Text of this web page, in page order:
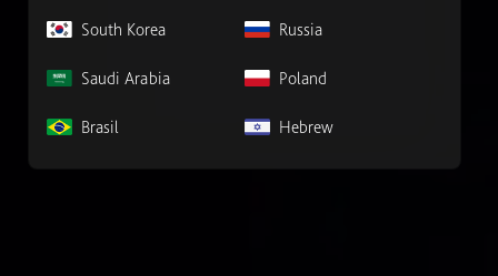
South Korea Russia
Saudi Arabia Poland
Brasil Hebrew